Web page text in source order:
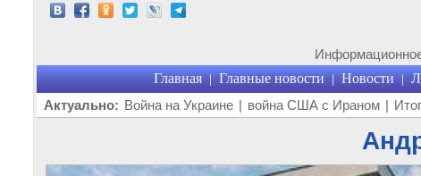
Главная | Главные новости | Новости |
Актуально: Война на Украине | война США с Ираном |